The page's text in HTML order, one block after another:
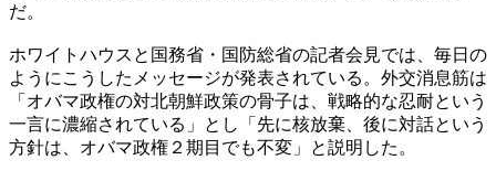
だ。
ホワイトハウスと国務省・国防総省の記者会見では、毎日の
ようにこうしたメッセージが発表されている。外交消息筋は
「オバマ政権の対北朝鮮政策の骨子は、戦略的な忍耐という
一言に濃縮されている」とし「先に核放棄、後に対話という
方針は、オバマ政権２期目でも不変」と説明した。